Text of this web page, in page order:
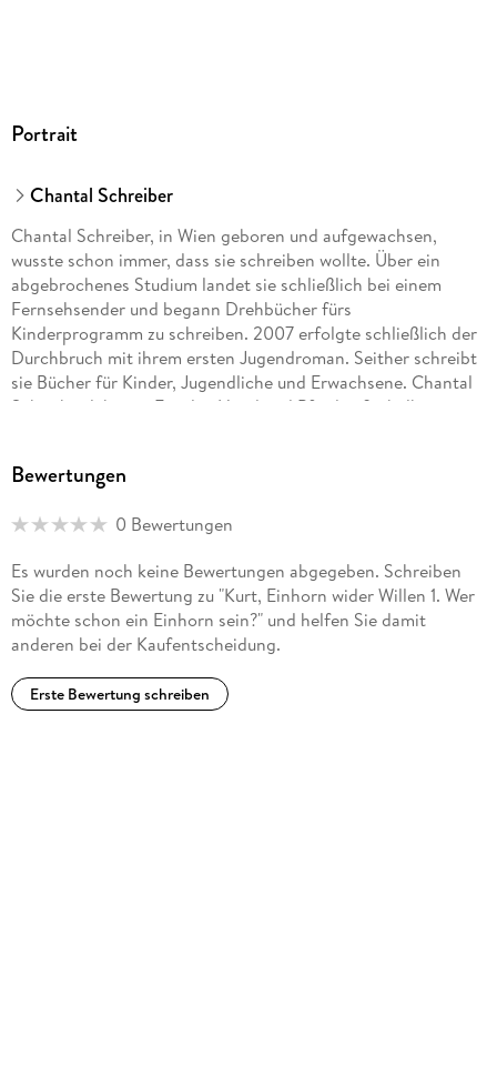
Portrait
Chantal Schreiber
Chantal Schreiber, in Wien geboren und aufgewachsen,
wusste schon immer, dass sie schreiben wollte. Über ein
abgebrochenes Studium landet sie schließlich bei einem
Fernsehsender und begann Drehbücher fürs
Kinderprogramm zu schreiben. 2007 erfolgte schließlich der
Durchbruch mit ihrem ersten Jugendroman. Seither schreibt
sie Bücher für Kinder, Jugendliche und Erwachsene. Chantal
Schreiber lebt mit Familie, Hund und Pferd außerhalb von
Bewertungen
0 Bewertungen
Es wurden noch keine Bewertungen abgegeben. Schreiben
Sie die erste Bewertung zu "Kurt, Einhorn wider Willen 1. Wer
möchte schon ein Einhorn sein?" und helfen Sie damit
anderen bei der Kaufentscheidung.
Erste Bewertung schreiben